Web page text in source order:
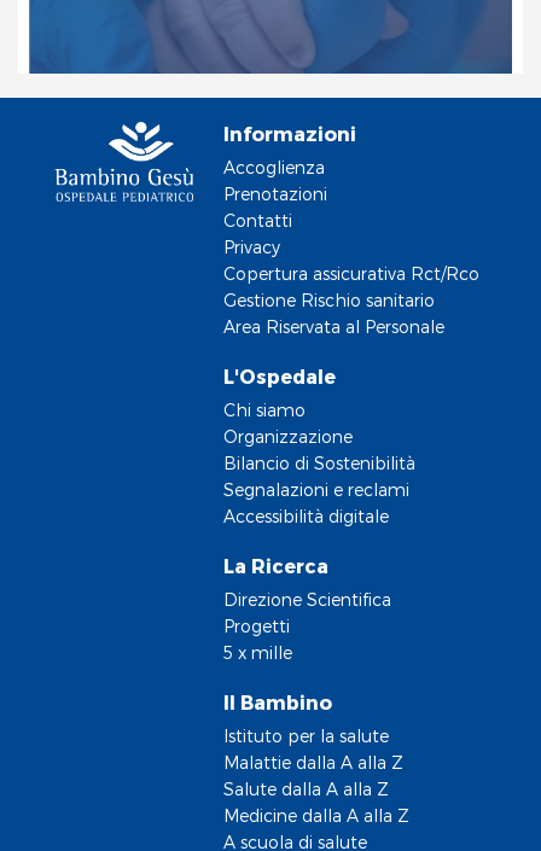
Informazioni
Accoglienza
Prenotazioni
Contatti
Privacy
Copertura assicurativa Rct/Rco
Gestione Rischio sanitario
Area Riservata al Personale
L'Ospedale
Chi siamo
Organizzazione
Bilancio di Sostenibilità
Segnalazioni e reclami
Accessibilità digitale
La Ricerca
Direzione Scientifica
Progetti
5 x mille
Il Bambino
Istituto per la salute
Malattie dalla A alla Z
Salute dalla A alla Z
Medicine dalla A alla Z
A scuola di salute